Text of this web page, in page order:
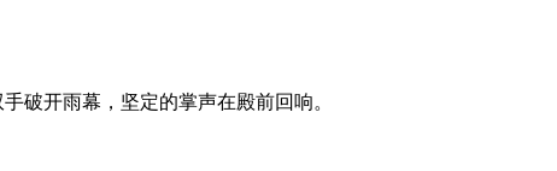
破开雨幕，坚定的掌声在殿前回响。